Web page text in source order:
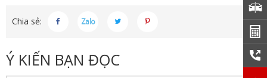
Chia sẻ:
Ý KIẾN BẠN ĐỌC